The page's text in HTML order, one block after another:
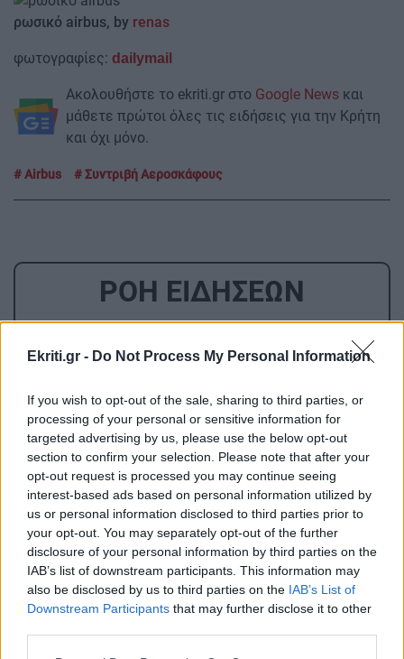
Ekriti.gr - Do Not Process My Personal Information
If you wish to opt-out of the sale, sharing to third parties, or
processing of your personal or sensitive information for
targeted advertising by us, please use the below opt-out
section to confirm your selection. Please note that after your
opt-out request is processed you may continue seeing
interest-based ads based on personal information utilized by
us or personal information disclosed to third parties prior to
your opt-out. You may separately opt-out of the further
disclosure of your personal information by third parties on the
IAB’s list of downstream participants. This information may
also be disclosed by us to third parties on the IAB’s List of
Downstream Participants that may further disclose it to other
ρωσικό airbus, by renas
​φωτογραφίες: dailymail
Ακολουθήστε το ekriti.gr στο Google News
μάθετε πρώτοι όλες τις ειδήσεις για την Κρήτη
και όχι μόνο.
Airbus Συντριβή Αεροσκάφους
ΡΟΗ ΕΙΔΗΣΕΩΝ
13:00
GOSSIP - LIFESTYLE
πόζαρε μαζί του
ΚΡΗΤΗ
Μπάλος: Πρόταση για επίσκεψη με κράτηση
σε πλατφόρμα
12:41
ΚΟΣΜΟΣ
Ρουμανία: Οι πιθανότητες για ένα
«Τσερνόμπιλ» μετά το κλείσιμο των
πυρηνικών αντιδραστήρων